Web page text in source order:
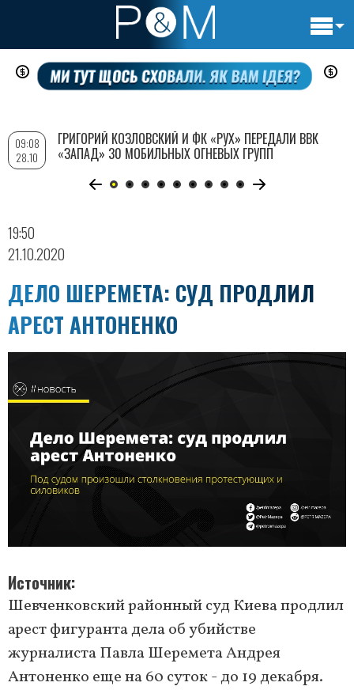
Перейти
содержанию
19:50
21.10.2020
ДЕЛО ШЕРЕМЕТА: СУД ПРОДЛИЛ
АРЕСТ АНТОНЕНКО
Источник
Шевченковский районный суд Киева продлил
арест фигуранта дела об убийстве
журналиста Павла Шеремета Андрея
Антоненко еще на 60 суток - до 19 декабря.
09:08
28.10
ГРИГОРИЙ КОЗЛОВСКИЙ И ФК «РУХ» ПЕРЕДАЛИ ВВК
«ЗАПАД» 30 МОБИЛЬНЫХ ОГНЕВЫХ ГРУПП